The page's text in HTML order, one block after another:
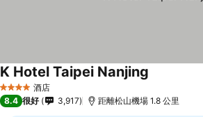
4 星級 酒店
K Hotel Taipei Nanjing
8.4 很好 3,917 距離松山機場 1.8 公里